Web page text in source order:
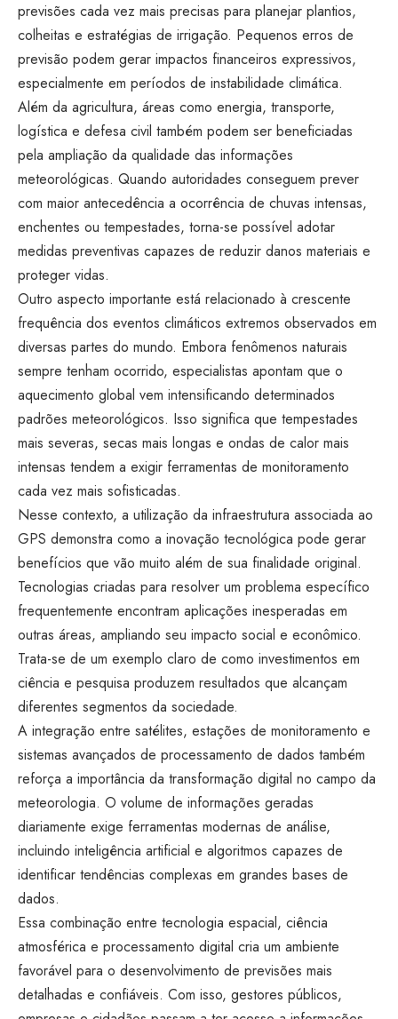
previsões cada vez mais precisas para planejar plantios,
colheitas e estratégias de irrigação. Pequenos erros de
previsão podem gerar impactos financeiros expressivos,
especialmente em períodos de instabilidade climática.
Além da agricultura, áreas como energia, transporte,
logística e defesa civil também podem ser beneficiadas
pela ampliação da qualidade das informações
meteorológicas. Quando autoridades conseguem prever
com maior antecedência a ocorrência de chuvas intensas,
enchentes ou tempestades, torna-se possível adotar
medidas preventivas capazes de reduzir danos materiais e
proteger vidas.
Outro aspecto importante está relacionado à crescente
frequência dos eventos climáticos extremos observados em
diversas partes do mundo. Embora fenômenos naturais
sempre tenham ocorrido, especialistas apontam que o
aquecimento global vem intensificando determinados
padrões meteorológicos. Isso significa que tempestades
mais severas, secas mais longas e ondas de calor mais
intensas tendem a exigir ferramentas de monitoramento
cada vez mais sofisticadas.
Nesse contexto, a utilização da infraestrutura associada ao
GPS demonstra como a inovação tecnológica pode gerar
benefícios que vão muito além de sua finalidade original.
Tecnologias criadas para resolver um problema específico
frequentemente encontram aplicações inesperadas em
outras áreas, ampliando seu impacto social e econômico.
Trata-se de um exemplo claro de como investimentos em
ciência e pesquisa produzem resultados que alcançam
diferentes segmentos da sociedade.
A integração entre satélites, estações de monitoramento e
sistemas avançados de processamento de dados também
reforça a importância da transformação digital no campo da
meteorologia. O volume de informações geradas
diariamente exige ferramentas modernas de análise,
incluindo inteligência artificial e algoritmos capazes de
identificar tendências complexas em grandes bases de
dados.
Essa combinação entre tecnologia espacial, ciência
atmosférica e processamento digital cria um ambiente
favorável para o desenvolvimento de previsões mais
detalhadas e confiáveis. Com isso, gestores públicos,